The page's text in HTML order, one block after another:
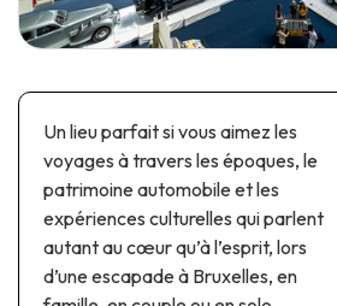
Folklore & histoire locale
Histoire
Parcs scientifiques
Patrimoine automobile & ferroviaire
Patrimoine industriel & ouvrage d'art
Kayaks
Parcs à thème & parcs d’attractions
Parcs récréatifs, nautiques &
ÉTÉ
TÉLÉCHARGER
Un lieu parfait si vous aimez les
voyages à travers les époques, le
patrimoine automobile et les
expériences culturelles qui parlent
autant au cœur qu’à l’esprit, lors
d’une escapade à Bruxelles, en